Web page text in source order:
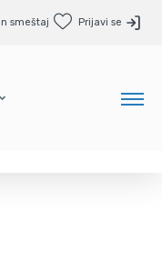
smeštaj Prijavi se